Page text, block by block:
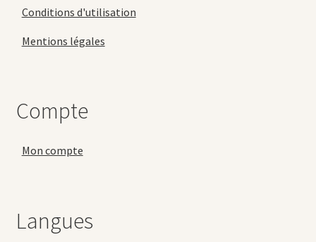
Conditions d'utilisation
Mentions légales
Compte
Mon compte
Langues